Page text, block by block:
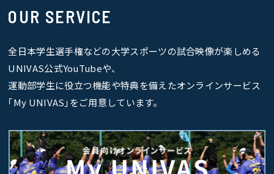
OUR SERVICE
全日本学生選手権などの大学スポーツの試合映像が楽しめる
UNIVAS公式YouTubeや、
運動部学生に役立つ機能や特典を備えたオンラインサービス
｢My UNIVAS｣をご用意しています。